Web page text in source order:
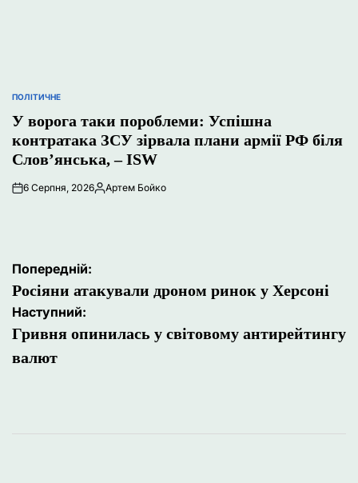
ОПУБЛІКУВАТИ
ПОЛІТИЧНЕ
У ворога таки пороблеми: Успішна
контратака ЗСУ зірвала плани армії РФ біля
Слов’янська, – ISW
6 Серпня, 2026Опубліковано
Артем Бойко
Навігація
записів
Попередній:
Росіяни атакували дроном ринок у Херсоні
Наступний:
Гривня опинилась у світовому антирейтингу
валют